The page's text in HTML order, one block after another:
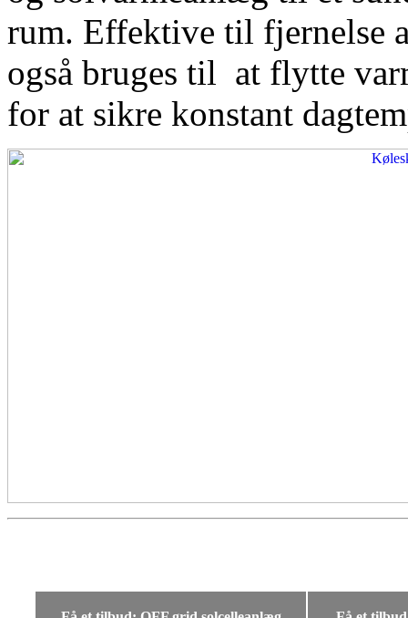
rum. Effektive til fjernelse
også bruges til at flytte
for at sikre konstant